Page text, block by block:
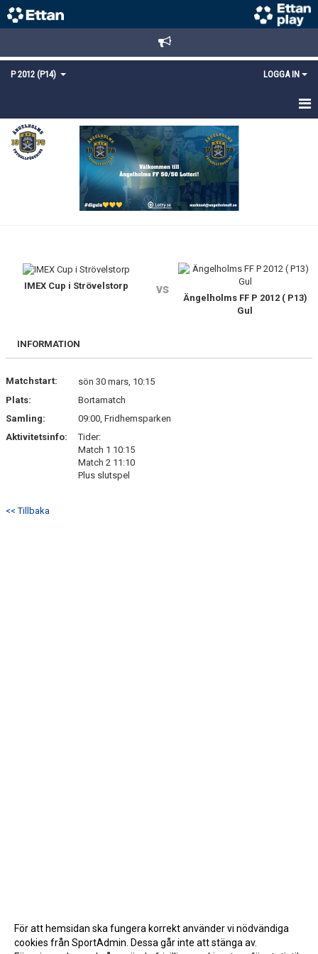
P 2012 (P14) LOGGA IN
HEM
TRUPPEN
IMEX Cup i Strövelstorp vs
Ängelholms FF P 2012 ( P13)
Gul
INFORMATION
Matchstart:
sön 30 mars, 10:15
Plats:
Bortamatch
Samling:
09:00, Fridhemsparken
Aktivitetsinfo:
Tider:
Match 1 10:15
Match 2 11:10
Plus slutspel
<< Tillbaka
För att hemsidan ska fungera korrekt använder vi nödvändiga
cookies från SportAdmin. Dessa går inte att stänga av.